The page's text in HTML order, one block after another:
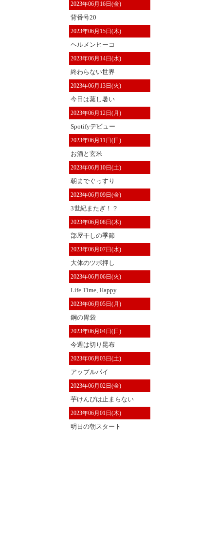
2023年06月16日(金)
背番号20
2023年06月15日(木)
ヘルメンヒーコ
2023年06月14日(水)
終わらない世界
2023年06月13日(火)
今日は蒸し暑い
2023年06月12日(月)
Spotifyデビュー
2023年06月11日(日)
お酒と玄米
2023年06月10日(土)
朝までぐっすり
2023年06月09日(金)
3世紀またぎ！？
2023年06月08日(木)
部屋干しの季節
2023年06月07日(水)
大体のツボ押し
2023年06月06日(火)
Life Time, Happy..
2023年06月05日(月)
鋼の胃袋
2023年06月04日(日)
今週は切り昆布
2023年06月03日(土)
アップルパイ
2023年06月02日(金)
芋けんぴは止まらない
2023年06月01日(木)
明日の朝スタート